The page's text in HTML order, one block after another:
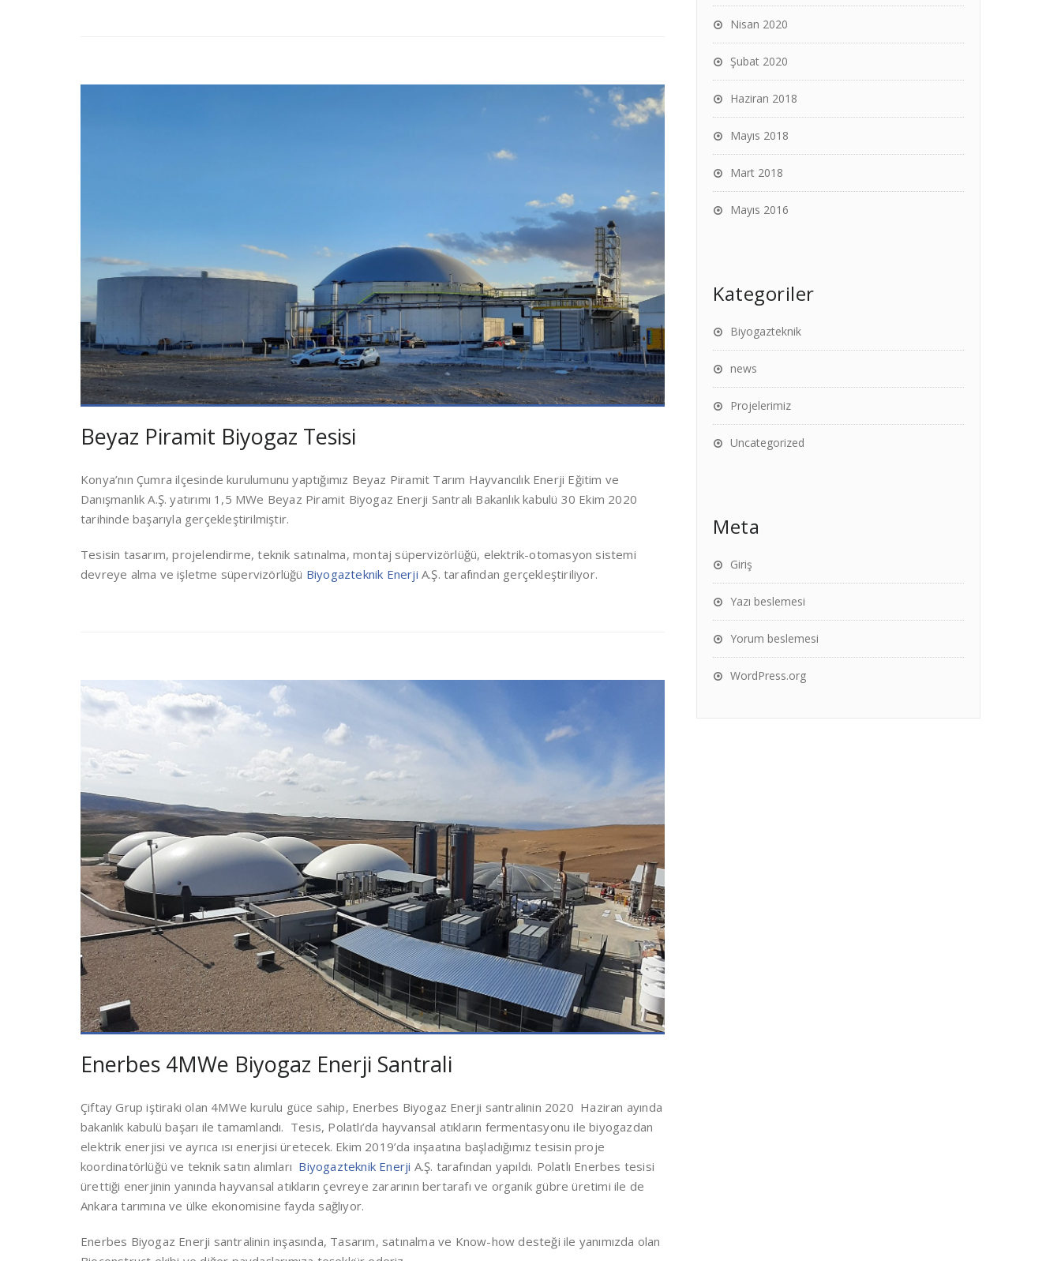
Beyaz Piramit Biyogaz Tesisi
Konya’nın Çumra ilçesinde kurulumunu yaptığımız Beyaz Piramit Tarım Hayvancılık Enerji Eğitim ve
Danışmanlık A.Ş. yatırımı 1,5 MWe Beyaz Piramit Biyogaz Enerji Santralı Bakanlık kabulü 30 Ekim 2020
tarihinde başarıyla gerçekleştirilmiştir.
Tesisin tasarım, projelendirme, teknik satınalma, montaj süpervizörlüğü, elektrik-otomasyon sistemi
devreye alma ve işletme süpervizörlüğü Biyogazteknik Enerji A.Ş. tarafından gerçekleştiriliyor.
Enerbes 4MWe Biyogaz Enerji Santrali
Çiftay Grup iştiraki olan 4MWe kurulu güce sahip, Enerbes Biyogaz Enerji santralinin 2020 Haziran ayında
bakanlık kabulü başarı ile tamamlandı. Tesis, Polatlı’da hayvansal atıkların fermentasyonu ile biyogazdan
elektrik enerjisi ve ayrıca ısı enerjisi üretecek. Ekim 2019’da inşaatına başladığımız tesisin proje
koordinatörlüğü ve teknik satın alımları Biyogazteknik Enerji A.Ş. tarafından yapıldı. Polatlı Enerbes tesisi
ürettiği enerjinin yanında hayvansal atıkların çevreye zararının bertarafı ve organik gübre üretimi ile de
Ankara tarımına ve ülke ekonomisine fayda sağlıyor.
Enerbes Biyogaz Enerji santralinin inşasında, Tasarım, satınalma ve Know-how desteği ile yanımızda olan
Nisan 2020
Şubat 2020
Haziran 2018
Mayıs 2018
Mart 2018
Mayıs 2016
Kategoriler
Biyogazteknik
news
Projelerimiz
Uncategorized
Meta
Giriş
Yazı beslemesi
Yorum beslemesi
WordPress.org